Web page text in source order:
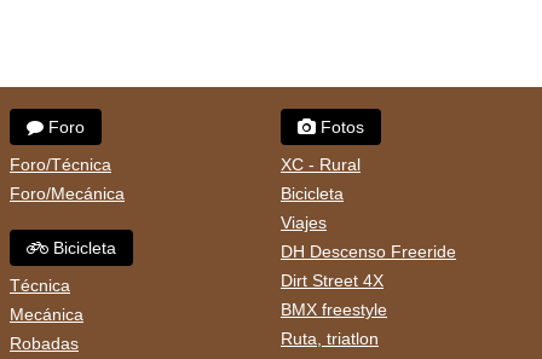
Foro
Foro/Técnica
Foro/Mecánica
Bicicleta
Técnica
Mecánica
Robadas
Fotos
XC - Rural
Bicicleta
Viajes
DH Descenso Freeride
Dirt Street 4X
BMX freestyle
Ruta, triatlon